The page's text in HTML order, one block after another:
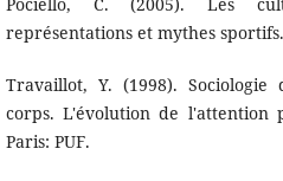
Pociello, C. (2005). Les
représentations et mythes sportifs.
Travaillot, Y. (1998).
corps. L'évolution de l'attention
Paris: PUF.